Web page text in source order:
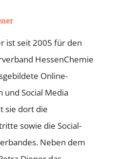
ist seit 2005 für den
HessenChemie
Online-
und Social Media
sie dort die
sowie die Social-
Neben dem